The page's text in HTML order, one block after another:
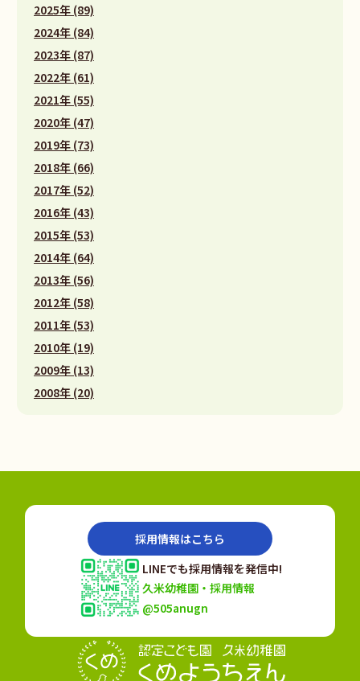
2025年 (89)
2024年 (84)
2023年 (87)
2022年 (61)
2021年 (55)
2020年 (47)
2019年 (73)
2018年 (66)
2017年 (52)
2016年 (43)
2015年 (53)
2014年 (64)
2013年 (56)
2012年 (58)
2011年 (53)
2010年 (19)
2009年 (13)
2008年 (20)
採用情報はこちら
LINEでも採用情報を発信中!
久米幼稚園・採用情報
@505anugn